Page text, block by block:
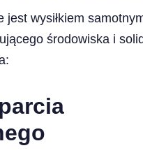
jest wysiłkiem
środowiska i